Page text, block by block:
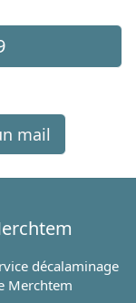
mail
décalaminage
Merchtem